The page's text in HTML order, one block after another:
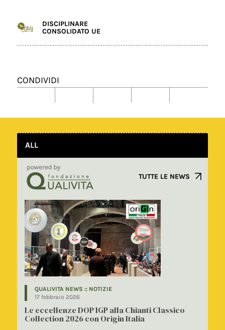
DISCIPLINARE
CONSOLIDATO UE
CONDIVIDI
ALL
TUTTE LE NEWS
QUALIVITA NEWS :: NOTIZIE
17 febbraio 2026
Le eccellenze DOP IGP alla Chianti Classico
Collection 2026 con Origin Italia